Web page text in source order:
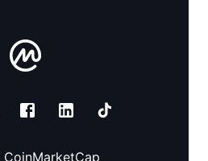
CoinMarketCap